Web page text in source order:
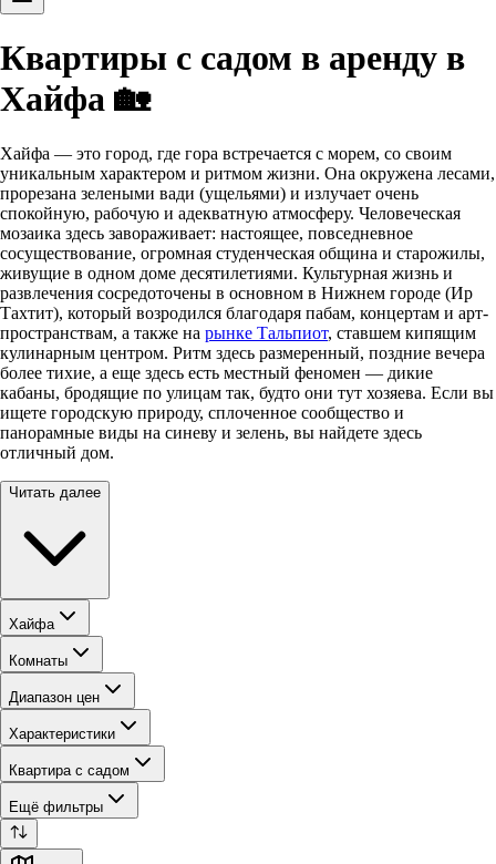
Квартиры с садом в аренду в
Хайфа 🏡
Хайфа — это город, где гора встречается с морем, со своим
уникальным характером и ритмом жизни. Она окружена лесами,
прорезана зелеными вади (ущельями) и излучает очень
спокойную, рабочую и адекватную атмосферу. Человеческая
мозаика здесь завораживает: настоящее, повседневное
сосуществование, огромная студенческая община и старожилы,
живущие в одном доме десятилетиями. Культурная жизнь и
развлечения сосредоточены в основном в Нижнем городе (Ир
Тахтит), который возродился благодаря пабам, концертам и арт-
пространствам, а также на рынке Тальпиот, ставшем кипящим
кулинарным центром. Ритм здесь размеренный, поздние вечера
более тихие, а еще здесь есть местный феномен — дикие
кабаны, бродящие по улицам так, будто они тут хозяева. Если вы
ищете городскую природу, сплоченное сообщество и
панорамные виды на синеву и зелень, вы найдете здесь
отличный дом.
Читать далее
Хайфа
Комнаты
Диапазон цен
Характеристики
Квартира с садом
Ещё фильтры